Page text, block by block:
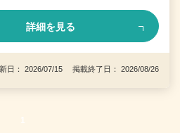
詳細を見る
日： 2026/07/15 掲載終了日： 2026/08/26
1